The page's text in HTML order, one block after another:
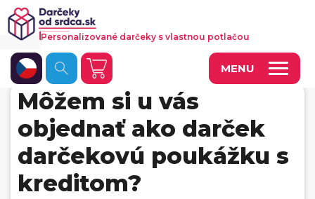
MENU
Fotoobrazy a dekorácie
Hrnčeky a keramika
Kalendáre
Fotoknihy a fotozošity
Personalizované darčeky s vlastnou potlačou
Môžem si u vás
objednať ako darček
darčekovú poukážku s
kreditom?